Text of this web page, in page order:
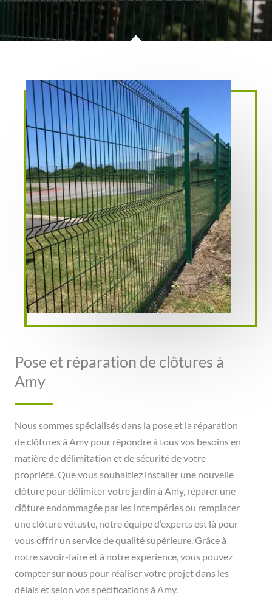
Pose et réparation de clôtures à
Amy
Nous sommes spécialisés dans la pose et la réparation
de clôtures à Amy pour répondre à tous vos besoins en
matière de délimitation et de sécurité de votre
propriété. Que vous souhaitiez installer une nouvelle
clôture pour délimiter votre jardin à Amy, réparer une
clôture endommagée par les intempéries ou remplacer
une clôture vétuste, notre équipe d’experts est là pour
vous offrir un service de qualité supérieure. Grâce à
notre savoir-faire et à notre expérience, vous pouvez
compter sur nous pour réaliser votre projet dans les
délais et selon vos spécifications à Amy.